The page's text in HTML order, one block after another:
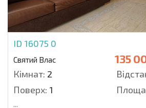
ID 16075 0
Святий Влас 135
Кімнат: 2
Поверх: 1
...